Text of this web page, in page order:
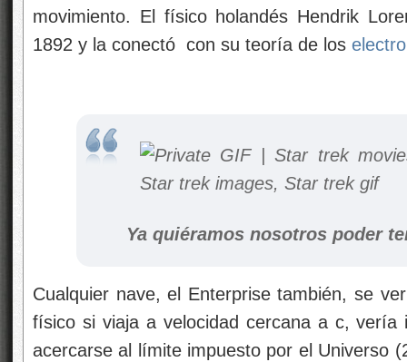
movimiento. El físico holandés Hendrik
1892 y la conectó con su teoría de los
Ya quiéramos nosotros poder
Cualquier nave, el Enterprise también, se
físico si viaja a velocidad cercana a c,
acercarse al límite impuesto por el Universo